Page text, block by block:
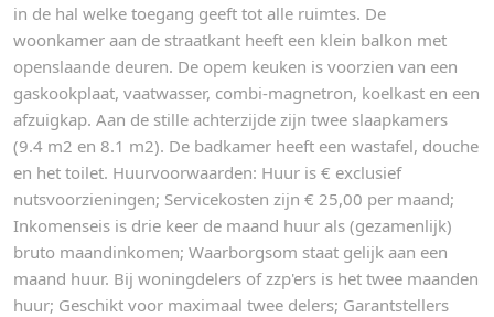
in de hal welke toegang geeft tot alle ruimtes. De
woonkamer aan de straatkant heeft een klein balkon met
openslaande deuren. De opem keuken is voorzien van een
gaskookplaat, vaatwasser, combi-magnetron, koelkast en een
afzuigkap. Aan de stille achterzijde zijn twee slaapkamers
(9.4 m2 en 8.1 m2). De badkamer heeft een wastafel, douche
en het toilet. Huurvoorwaarden: Huur is € exclusief
nutsvoorzieningen; Servicekosten zijn € 25,00 per maand;
Inkomenseis is drie keer de maand huur als (gezamenlijk)
bruto maandinkomen; Waarborgsom staat gelijk aan een
maand huur. Bij woningdelers of zzp'ers is het twee maanden
huur; Geschikt voor maximaal twee delers; Garantstellers